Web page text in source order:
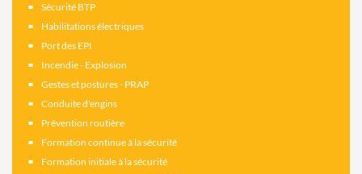
Sécurité BTP
Habilitations électriques
Port des EPI
Incendie - Explosion
Gestes et postures - PRAP
Conduite d'engins
Prévention routière
Formation continue à la sécurité
Formation initiale à la sécurité